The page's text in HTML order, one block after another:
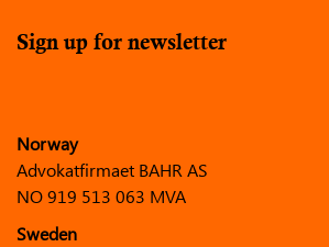
Sign up for newsletter
Norway
Advokatfirmaet BAHR AS
NO 919 513 063 MVA
Sweden